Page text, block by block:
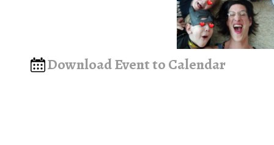
Download Event to Calendar